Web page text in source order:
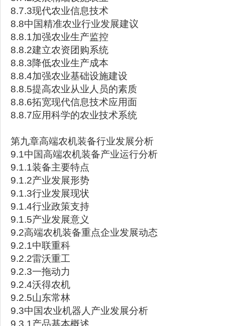
8.7.3现代农业信息技术
8.8中国精准农业行业发展建议
8.8.1加强农业生产监控
8.8.2建立农资团购系统
8.8.3降低农业生产成本
8.8.4加强农业基础设施建设
8.8.5提高农业从业人员的素质
8.8.6拓宽现代信息技术应用面
8.8.7应用科学的农业技术系统
第九章高端农机装备行业发展分析
9.1中国高端农机装备产业运行分析
9.1.1装备主要特点
9.1.2产业发展形势
9.1.3行业发展现状
9.1.4行业政策支持
9.1.5产业发展意义
9.2高端农机装备重点企业发展动态
9.2.1中联重科
9.2.2雷沃重工
9.2.3一拖动力
9.2.4沃得农机
9.2.5山东常林
9.3中国农业机器人产业发展分析
9.3.1产品基本概述